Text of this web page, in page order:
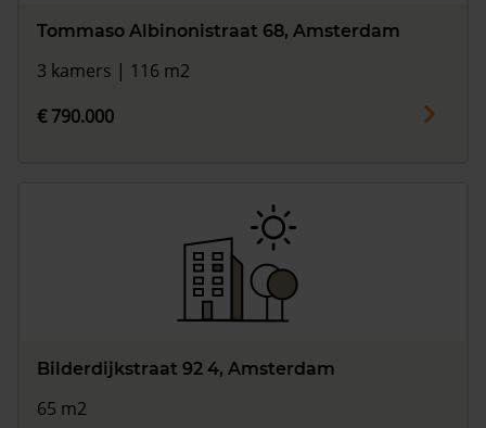
Tommaso Albinonistraat 68, Amsterdam
3 kamers | 116 m2
€ 790.000
Bilderdijkstraat 92 4, Amsterdam
65 m2